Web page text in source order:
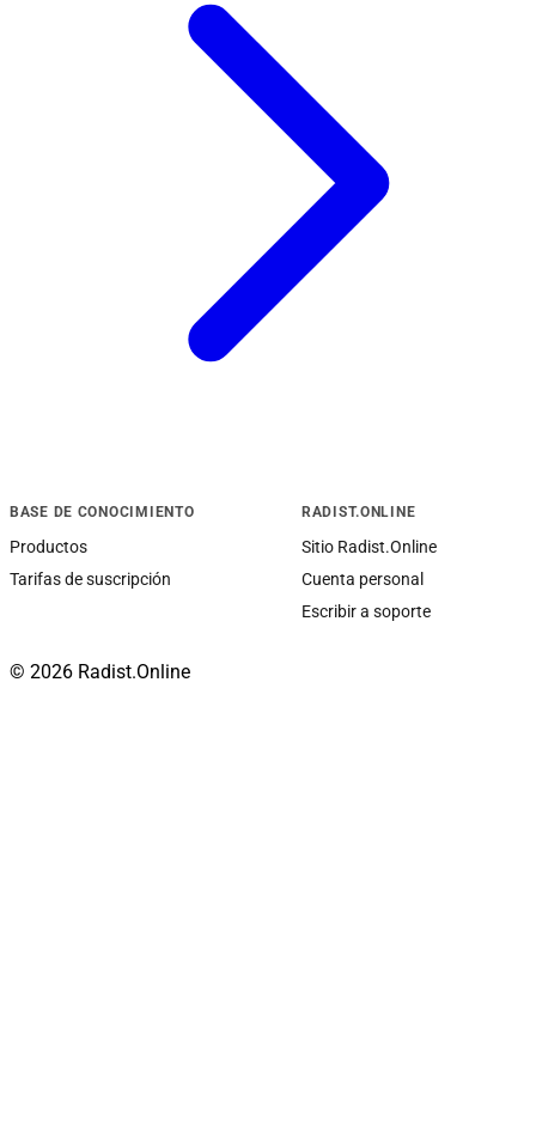
BASE DE CONOCIMIENTO
Productos
Tarifas de suscripción
RADIST.ONLINE
Sitio Radist.Online
Cuenta personal
Escribir a soporte
© 2026 Radist.Online